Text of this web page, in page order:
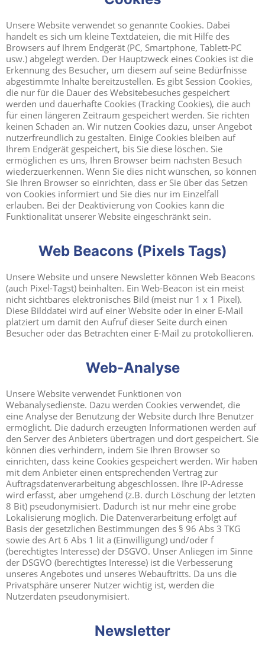
Unsere Website verwendet so genannte Cookies. Dabei
handelt es sich um kleine Textdateien, die mit Hilfe des
Browsers auf Ihrem Endgerät (PC, Smartphone, Tablett-PC
usw.) abgelegt werden. Der Hauptzweck eines Cookies ist die
Erkennung des Besucher, um diesem auf seine Bedürfnisse
abgestimmte Inhalte bereitzustellen. Es gibt Session Cookies,
die nur für die Dauer des Websitebesuches gespeichert
werden und dauerhafte Cookies (Tracking Cookies), die auch
für einen längeren Zeitraum gespeichert werden. Sie richten
keinen Schaden an. Wir nutzen Cookies dazu, unser Angebot
nutzerfreundlich zu gestalten. Einige Cookies bleiben auf
Ihrem Endgerät gespeichert, bis Sie diese löschen. Sie
ermöglichen es uns, Ihren Browser beim nächsten Besuch
wiederzuerkennen. Wenn Sie dies nicht wünschen, so können
Sie Ihren Browser so einrichten, dass er Sie über das Setzen
von Cookies informiert und Sie dies nur im Einzelfall
erlauben. Bei der Deaktivierung von Cookies kann die
Funktionalität unserer Website eingeschränkt sein.
Web Beacons (Pixels Tags)
Unsere Website und unsere Newsletter können Web Beacons
(auch Pixel-Tagst) beinhalten. Ein Web-Beacon ist ein meist
nicht sichtbares elektronisches Bild (meist nur 1 x 1 Pixel).
Diese Bilddatei wird auf einer Website oder in einer E-Mail
platziert um damit den Aufruf dieser Seite durch einen
Besucher oder das Betrachten einer E-Mail zu protokollieren.
Web-Analyse
Unsere Website verwendet Funktionen von
Webanalysedienste. Dazu werden Cookies verwendet, die
eine Analyse der Benutzung der Website durch Ihre Benutzer
ermöglicht. Die dadurch erzeugten Informationen werden auf
den Server des Anbieters übertragen und dort gespeichert. Sie
können dies verhindern, indem Sie Ihren Browser so
einrichten, dass keine Cookies gespeichert werden. Wir haben
mit dem Anbieter einen entsprechenden Vertrag zur
Auftragsdatenverarbeitung abgeschlossen. Ihre IP-Adresse
wird erfasst, aber umgehend (z.B. durch Löschung der letzten
8 Bit) pseudonymisiert. Dadurch ist nur mehr eine grobe
Lokalisierung möglich. Die Datenverarbeitung erfolgt auf
Basis der gesetzlichen Bestimmungen des § 96 Abs 3 TKG
sowie des Art 6 Abs 1 lit a (Einwilligung) und/oder f
(berechtigtes Interesse) der DSGVO. Unser Anliegen im Sinne
der DSGVO (berechtigtes Interesse) ist die Verbesserung
unseres Angebotes und unseres Webauftritts. Da uns die
Privatsphäre unserer Nutzer wichtig ist, werden die
Nutzerdaten pseudonymisiert.
Newsletter